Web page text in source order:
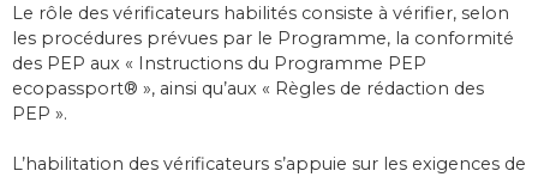
Le rôle des vérificateurs habilités consiste à vérifier, selon
les procédures prévues par le Programme, la conformité
des PEP aux « Instructions du Programme PEP
ecopassport® », ainsi qu’aux « Règles de rédaction des
PEP ».
L’habilitation des vérificateurs s’appuie sur les exigences de